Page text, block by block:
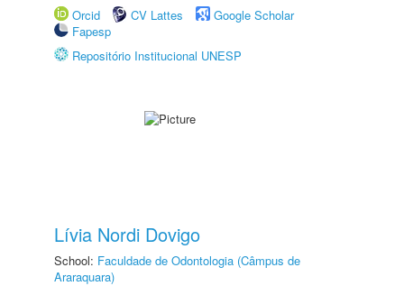
Orcid
CV Lattes
Google Scholar
Fapesp
Repositório Institucional UNESP
Lívia Nordi Dovigo
School: Faculdade de Odontologia (Câmpus de
Araraquara)